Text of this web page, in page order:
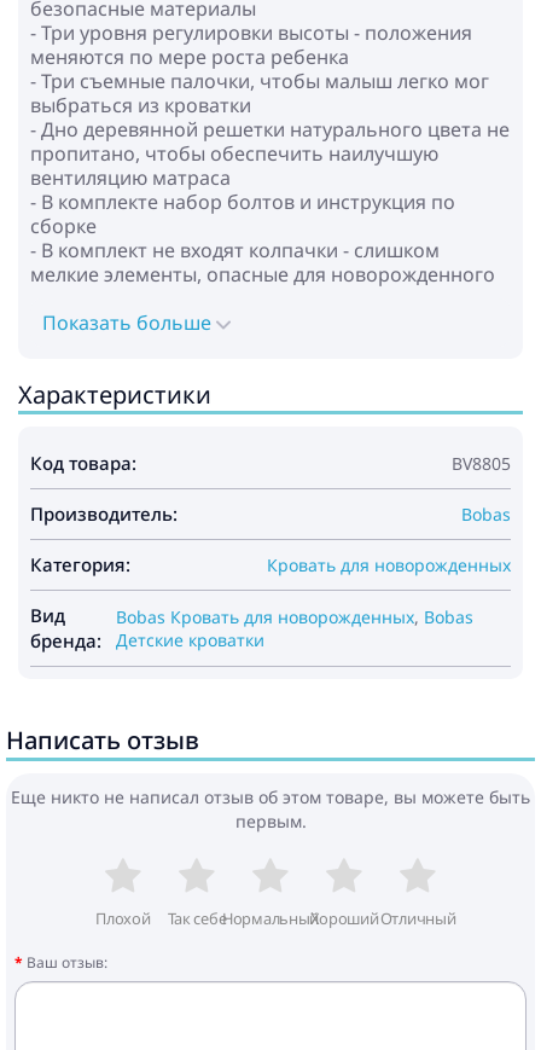
безопасные материалы
- Три уровня регулировки высоты - положения
меняются по мере роста ребенка
- Три съемные палочки, чтобы малыш легко мог
выбраться из кроватки
- Дно деревянной решетки натурального цвета не
пропитано, чтобы обеспечить наилучшую
вентиляцию матраса
- В комплекте набор болтов и инструкция по
сборке
- В комплект не входят колпачки - слишком
мелкие элементы, опасные для новорожденного
Показать больше
Характеристики
Код товара: BV8805
Производитель: Bobas
Категория: Кровать для новорожденных
Вид
бренда:
Bobas Кровать для новорожденных, Bobas
Детские кроватки
Написать отзыв
Еще никто не написал отзыв об этом товаре, вы можете быть
первым.
Плохой Так себеНормальныйХорошийОтличный
Ваш отзыв: